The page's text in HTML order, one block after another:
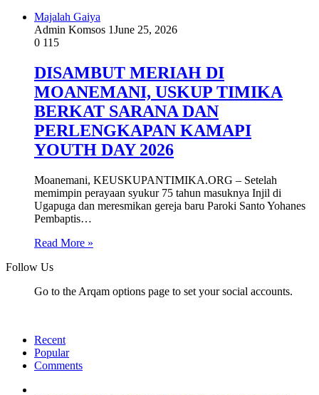
Majalah Gaiya
Admin Komsos 1June 25, 2026
0 115
DISAMBUT MERIAH DI
MOANEMANI, USKUP TIMIKA
BERKAT SARANA DAN
PERLENGKAPAN KAMAPI
YOUTH DAY 2026
Moanemani, KEUSKUPANTIMIKA.ORG – Setelah
memimpin perayaan syukur 75 tahun masuknya Injil di
Ugapuga dan meresmikan gereja baru Paroki Santo Yohanes
Pembaptis…
Read More »
Follow Us
Go to the Arqam options page to set your social accounts.
Recent
Popular
Comments